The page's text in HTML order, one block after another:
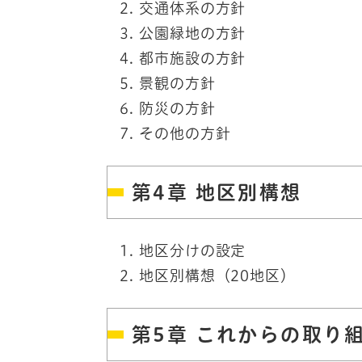
交通体系の方針
公園緑地の方針
都市施設の方針
景観の方針
防災の方針
その他の方針
第4章 地区別構想
地区分けの設定
地区別構想（20地区）
第5章 これからの取り